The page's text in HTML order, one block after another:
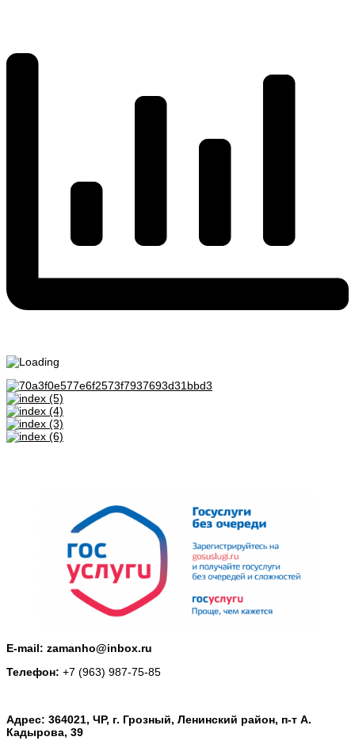
E-mail: zamanho@inbox.ru
Телефон: +7 (963) 987-75-85
Адрес: 364021, ЧР, г. Грозный, Ленинский район, п-т А.
Кадырова, 39